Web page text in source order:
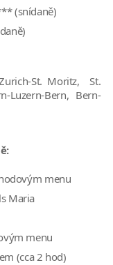
(snídaně)
St. Moritz, St.
Luzern-Bern, Bern-
menu
Maria
menu
(cca 2 hod)